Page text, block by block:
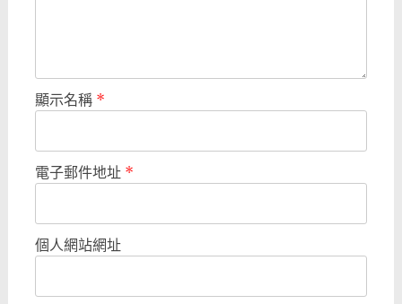
顯示名稱 *
電子郵件地址 *
個人網站網址